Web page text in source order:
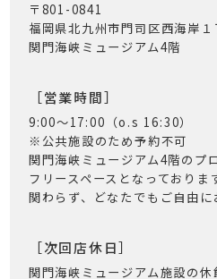
〒801-0841
福岡県北九州市門司区西海岸１
関門海峡ミュージアム4階
［営業時間］
9:00〜17:00（o.s 16:30）
※公共施設のため予約不可
関門海峡ミュージアム4階のプ
フリースペースとなっており
関わらず、どなたでもご自由に
［次回店休日］
関門海峡ミュージアム施設の休